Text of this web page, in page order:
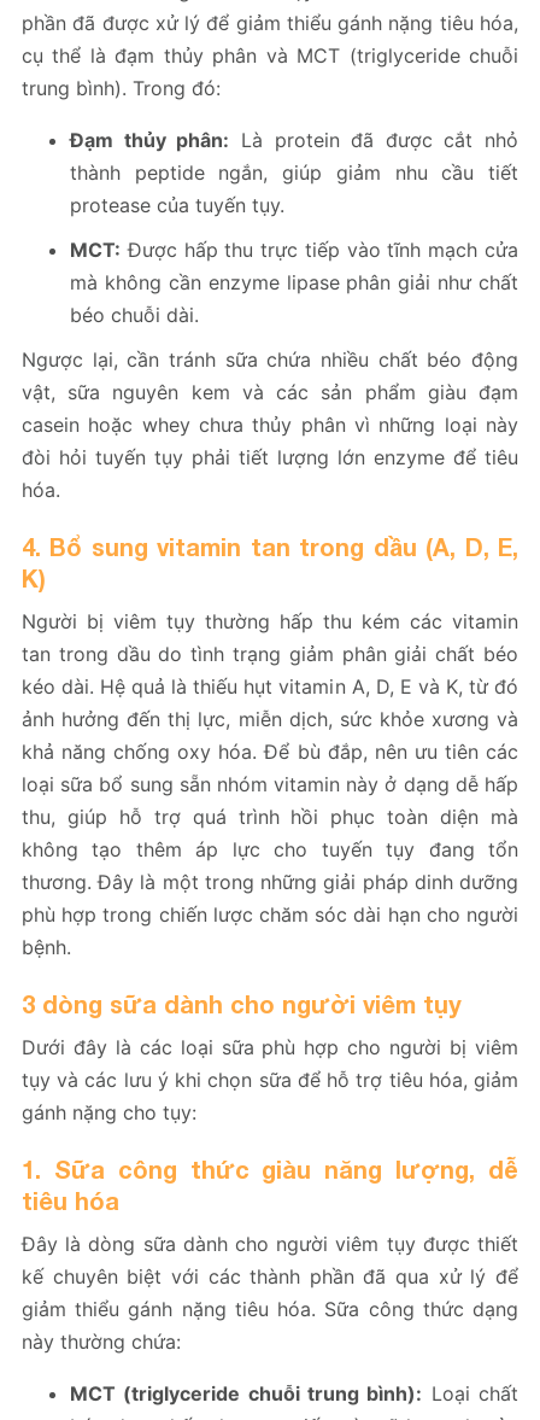
phần đã được xử lý để giảm thiểu gánh nặng tiêu hóa,
cụ thể là đạm thủy phân và MCT (triglyceride chuỗi
trung bình). Trong đó:
Đạm thủy phân: Là protein đã được cắt nhỏ
thành peptide ngắn, giúp giảm nhu cầu tiết
protease của tuyến tụy.
MCT: Được hấp thu trực tiếp vào tĩnh mạch cửa
mà không cần enzyme lipase phân giải như chất
béo chuỗi dài.
Ngược lại, cần tránh sữa chứa nhiều chất béo động
vật, sữa nguyên kem và các sản phẩm giàu đạm
casein hoặc whey chưa thủy phân vì những loại này
đòi hỏi tuyến tụy phải tiết lượng lớn enzyme để tiêu
hóa.
4. Bổ sung vitamin tan trong dầu (A, D, E,
K)
Người bị viêm tụy thường hấp thu kém các vitamin
tan trong dầu do tình trạng giảm phân giải chất béo
kéo dài. Hệ quả là thiếu hụt vitamin A, D, E và K, từ đó
ảnh hưởng đến thị lực, miễn dịch, sức khỏe xương và
khả năng chống oxy hóa. Để bù đắp, nên ưu tiên các
loại sữa bổ sung sẵn nhóm vitamin này ở dạng dễ hấp
thu, giúp hỗ trợ quá trình hồi phục toàn diện mà
không tạo thêm áp lực cho tuyến tụy đang tổn
thương. Đây là một trong những giải pháp dinh dưỡng
phù hợp trong chiến lược chăm sóc dài hạn cho người
bệnh.
3 dòng sữa dành cho người viêm tụy
Dưới đây là các loại sữa phù hợp cho người bị viêm
tụy và các lưu ý khi chọn sữa để hỗ trợ tiêu hóa, giảm
gánh nặng cho tụy:
1. Sữa công thức giàu năng lượng, dễ
tiêu hóa
Đây là dòng sữa dành cho người viêm tụy được thiết
kế chuyên biệt với các thành phần đã qua xử lý để
giảm thiểu gánh nặng tiêu hóa. Sữa công thức dạng
này thường chứa:
MCT (triglyceride chuỗi trung bình): Loại chất